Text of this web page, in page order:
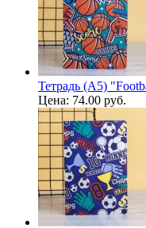
Тетрадь (A5)
Цена: 74.00 руб.